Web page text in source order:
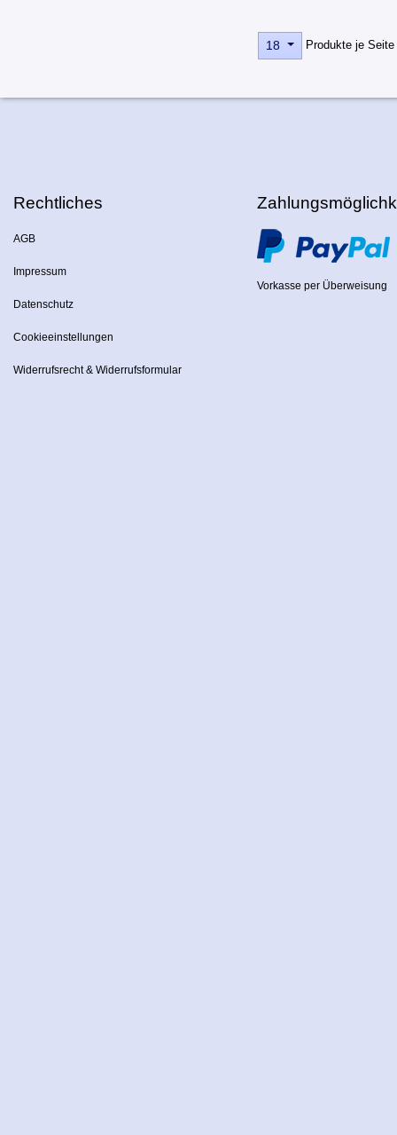
18 Produkte je Seite
Rechtliches
AGB
Impressum
Datenschutz
Cookieeinstellungen
Widerrufsrecht & Widerrufsformular
Vorkasse per Überweisung